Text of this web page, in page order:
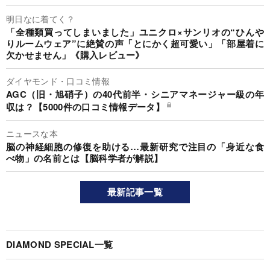
明日なに着てく？
「全種類買ってしまいました」ユニクロ×サンリオの“ひんや
りルームウェア”に絶賛の声「とにかく超可愛い」「部屋着に
欠かせません」《購入レビュー》
ダイヤモンド・口コミ情報
AGC（旧・旭硝子）の40代前半・シニアマネージャー級の年
収は？【5000件の口コミ情報データ】
ニュースな本
脳の神経細胞の修復を助ける…最新研究で注目の「身近な食
べ物」の名前とは【脳科学者が解説】
最新記事一覧
DIAMOND SPECIAL一覧